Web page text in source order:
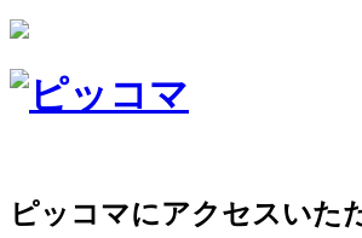
ピッコマにアクセスいた